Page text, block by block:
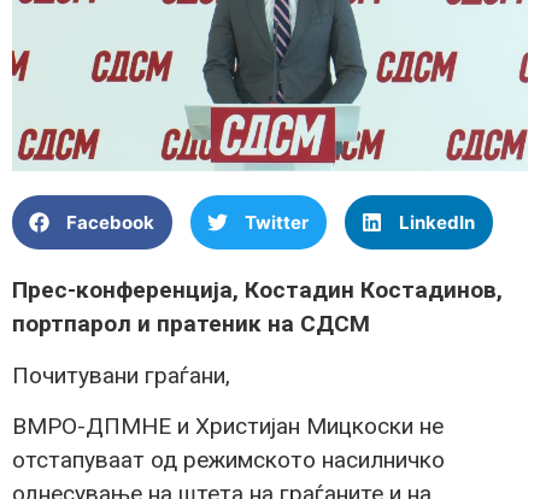
Facebook Twitter LinkedIn
Прес-конференција, Костадин Костадинов,
портпарол и пратеник на СДСМ
Почитувани граѓани,
ВМРО-ДПМНЕ и Христијан Мицкоски не
отстапуваат од режимското насилничко